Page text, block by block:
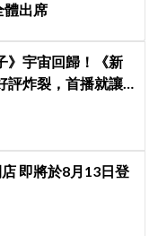
體出席
》宇宙回歸！《新
評炸裂，首播就讓
即將於8月13日登